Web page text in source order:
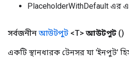
PlaceholderWithDefault এর
সর্বজনীন আউটপুট <T> আউটপুট ()
একটি স্থানধারক টেনসর যা 'ইনপুট'